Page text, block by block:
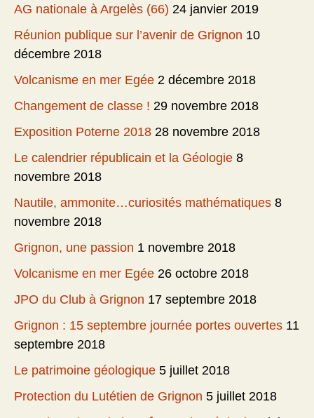
AG nationale à Argelès (66) 24 janvier 2019
Réunion publique sur l’avenir de Grignon 10
décembre 2018
Volcanisme en mer Egée 2 décembre 2018
Changement de classe ! 29 novembre 2018
Exposition Poterne 2018 28 novembre 2018
Le calendrier républicain et la Géologie 8
novembre 2018
Nautile, ammonite…curiosités mathématiques 8
novembre 2018
Grignon, une passion 1 novembre 2018
Volcanisme en mer Egée 26 octobre 2018
JPO du Club à Grignon 17 septembre 2018
Grignon : 15 septembre journée portes ouvertes 11
septembre 2018
Le patrimoine géologique 5 juillet 2018
Protection du Lutétien de Grignon 5 juillet 2018